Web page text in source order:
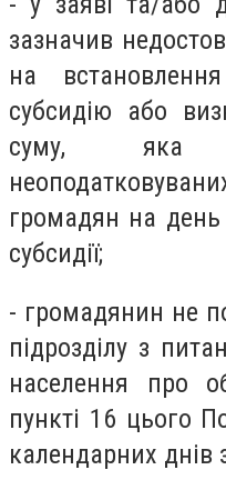
зазначив
на
субсидію або
суму, яка
громадян на день
субсидії;
- громадянин не
підрозділу з
населення про
пункті 16 цього
календарних днів